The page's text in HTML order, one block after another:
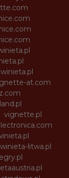
at.com
vignette.pl
winieta-litwa.pl